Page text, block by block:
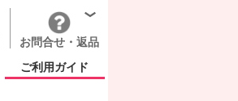
お問合せ・返品
ご利用ガイド